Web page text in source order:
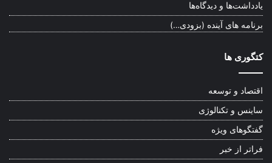
یادداشت‌ها و دیدگاه‌ها
برنامه های آینده (بزودی…)
کتگوری ها
اقتصاد و توسعه
ساینس و تکنالوژی
گفتگوهای ویژه
فراتر از خبر